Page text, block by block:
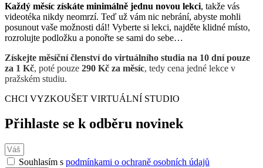
Každý měsíc získáte minimálně jednu novou lekci, takže vás
videotéka nikdy neomrzí. Teď už vám nic nebrání, abyste mohli
posunout vaše možnosti dál! Vyberte si lekci, najděte klidné místo,
rozrolujte podložku a ponořte se sami do sebe…
Získejte měsíční členství do virtuálního studia na 10 dní pouze
za 1 Kč, poté pouze 290 Kč za měsíc, tedy cena jedné lekce v
pražském studiu.
CHCI VYZKOUŠET VIRTUÁLNÍ STUDIO
Přihlaste se k odběru novinek
Souhlasím s podmínkami o ochraně osobních údajů